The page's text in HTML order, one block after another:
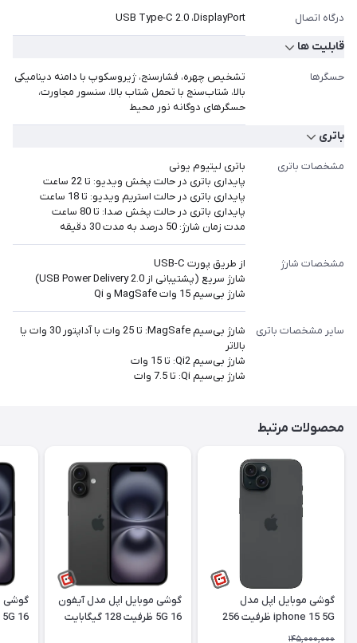
درگاه اتصال USB Type-C 2.0 ،DisplayPort
قابلیت ها
حسگرها
تشخیص چهره، فشارسنج، ژیروسکوپ با دامنه دینامیکی
بالا، شتاب‌سنج با تحمل شتاب بالا، سنسور مجاورت،
حسگرهای دوگانه نور محیط
باتری
مشخصات باتری
باتری لیتیوم یونی
پایداری باتری در حالت پخش ویدیو: تا 22 ساعت
پایداری باتری در حالت استریم ویدیو: تا 18 ساعت
پایداری باتری در حالت پخش صدا: تا 80 ساعت
مدت زمان شارژ: 50 درصد به مدت 30 دقیقه
مشخصات شارژ
از طریق پورت USB-C
شارژ سریع (پشتیبانی از USB Power Delivery 2.0)
شارژ بی‎‎‎‎‎سیم 15 وات MagSafe و Qi
سایر مشخصات باتری
شارژ بی‎‎‎‎‎‎‎سیم MagSafe: تا 25 وات با آداپتور 30 وات یا
بالاتر
شارژ بی‎‎‎‎‎‎‎سیم Qi2: تا 15 وات
شارژ بی‎‎‎‎‎‎‎سیم Qi: تا 7.5 وات
محصولات مرتبط
گوشی موبایل اپل مدل
iphone 15 5G ظرفیت 256
145,000,000
گوشی موبایل اپل مدل آیفون
16 5G ظرفیت 128 گیگابایت
گوشی